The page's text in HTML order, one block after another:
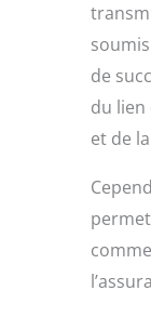
de
du lien
et de